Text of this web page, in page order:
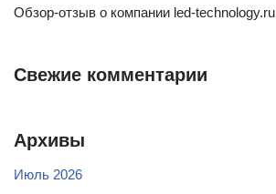
Обзор-отзыв о компании led-technology.ru
Свежие комментарии
Архивы
Июль 2026